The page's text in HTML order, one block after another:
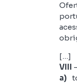
[…]
VIII
a)